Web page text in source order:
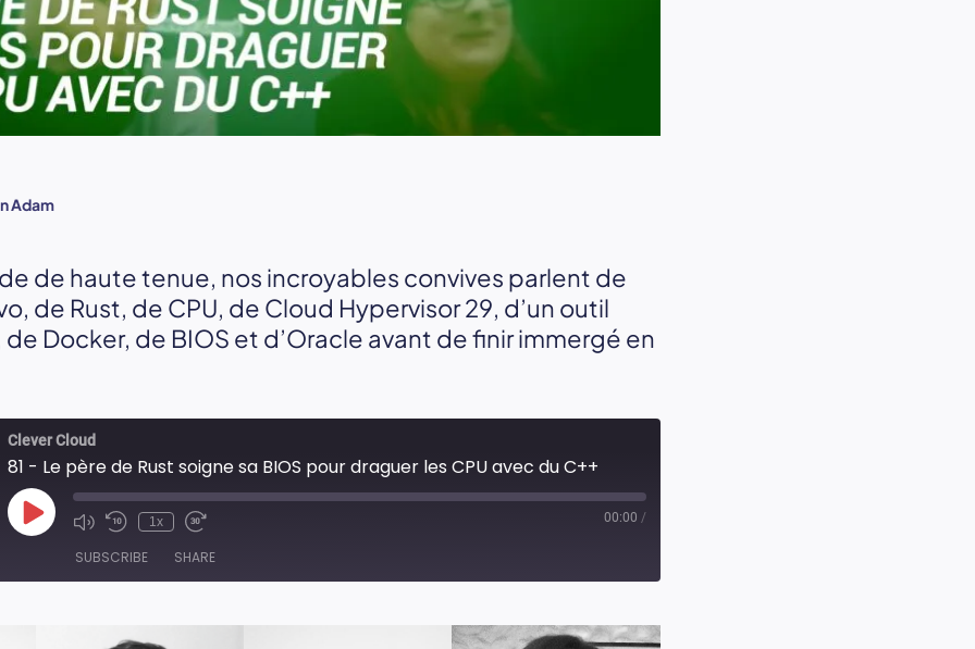
Adam
de haute tenue, nos incroyables convives parlent de
de Rust, de CPU, de Cloud Hypervisor 29, d’un outil
Docker, de BIOS et d’Oracle avant de finir immergé en
Clever Cloud
81 - Le père de Rust soigne sa BIOS pour draguer les CPU avec du C++
Play
Episode
1x 00:00 /
SUBSCRIBE SHARE